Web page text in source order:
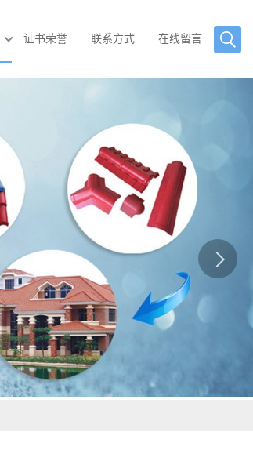
证书荣誉 联系方式 在线留言